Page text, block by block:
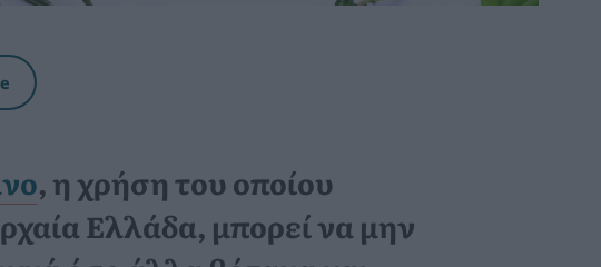
, η χρήση του οποίου
Ελλάδα, μπορεί να μην